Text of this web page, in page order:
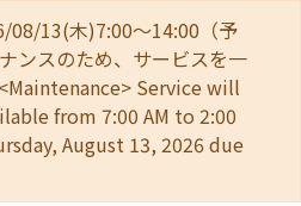
08/13(木)7:00～14:00（予
ンスのため、サービスを一
Service will
from 7:00 AM to 2:00
August 13, 2026 due